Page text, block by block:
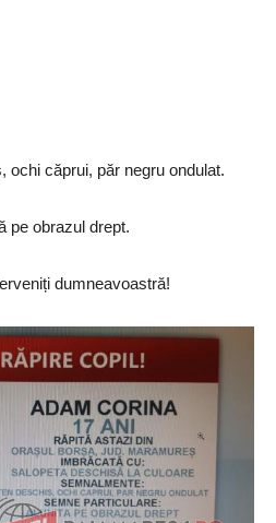
ochi căprui, păr negru ondulat.
pe obrazul drept.
dumneavoastră!